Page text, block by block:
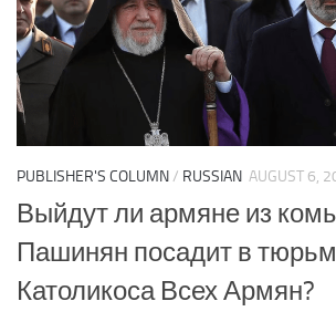
PUBLISHER'S COLUMN/ RUSSIAN AUGUST 6,
Выйдут ли армяне из
Пашинян посадит в
Католикоса Всех Армян?